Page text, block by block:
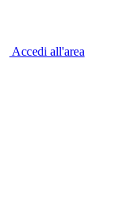
Accedi all'area